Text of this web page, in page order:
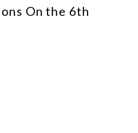
On the 6th